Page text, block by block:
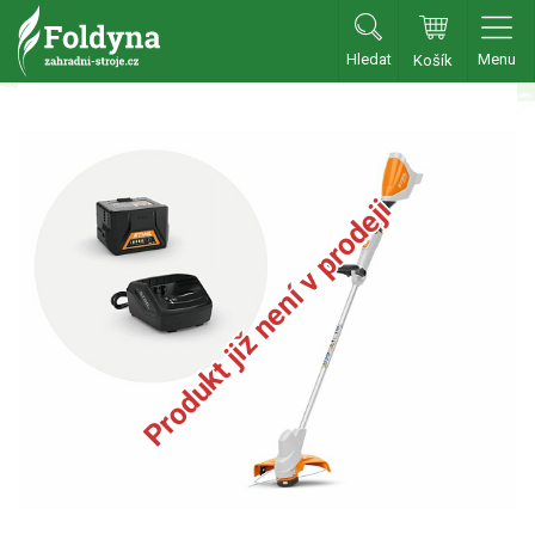
Hledat Košík Menu
Zahradní ridery
Aku traktory
Příslušenství
Benzínové sekačky
Akumulátorové sekačkyProdukt již není v prodeji